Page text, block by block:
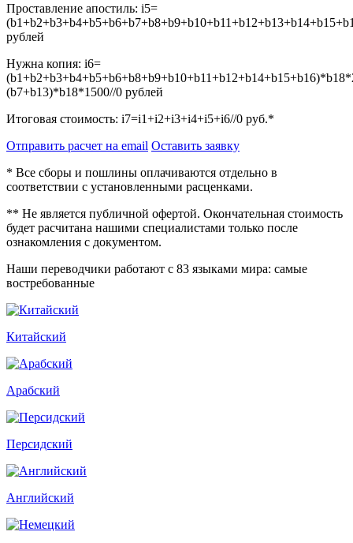
Проставление апостиль: i5=
рублей
Нужна копия: i6=
(b7+b13)*b18*1500//0 рублей
Итоговая стоимость: i7=i1+i2+i3+i4+i5+i6//0 руб.*
Отправить расчет на email Оставить заявку
* Все сборы и пошлины оплачиваются отдельно в
соответствии с установленными расценками.
** Не является публичной офертой. Окончательная стоимость
будет расчитана нашими специалистами только после
ознакомления с документом.
Наши переводчики работают с 83 языками мира: самые
востребованные
Китайский
Арабский
Персидский
Английский